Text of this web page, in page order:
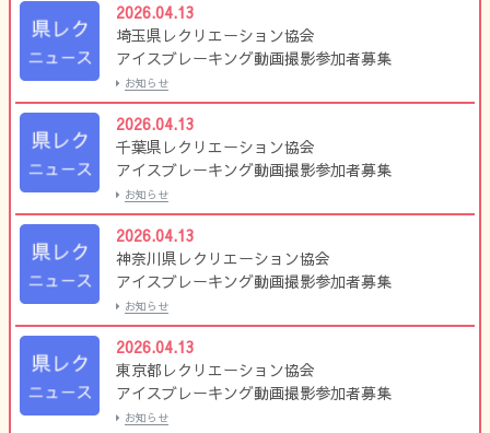
2026.04.13
埼玉県レクリエーション協会
アイスブレーキング動画撮影参加者募集
お知らせ
2026.04.13
千葉県レクリエーション協会
アイスブレーキング動画撮影参加者募集
お知らせ
2026.04.13
神奈川県レクリエーション協会
アイスブレーキング動画撮影参加者募集
お知らせ
2026.04.13
東京都レクリエーション協会
アイスブレーキング動画撮影参加者募集
お知らせ